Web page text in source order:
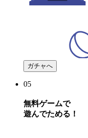
ガチャへ
05
無料ゲームで
遊んでためる ！